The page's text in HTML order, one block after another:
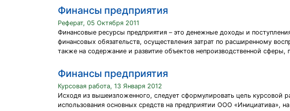
Финансы предприятия
Реферат, 05 Октября 2011
Финансовые ресурсы предприятия – это денежные доходы и
финансовых обязательств, осуществления затрат по расширенному
также на содержание и развитие объектов непроизводственной
Финансы предприятия
Курсовая работа, 13 Января 2012
Исходя из вышеизложенного, следует сформулировать цель курсовой
использования основных средств на предприятии ООО «Инициатива»,